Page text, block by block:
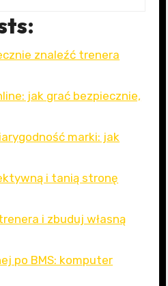
znaleźć trenera
jak grać bezpiecznie,
marki: jak
i tanią stronę
i zbuduj własną
po BMS: komputer